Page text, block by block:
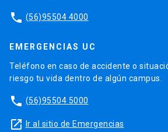
phone (56)95504 4000
EMERGENCIAS UC
Teléfono en caso de accidente o
riesgo tu vida dentro de algún campus.
phone (56)95504 5000
launch Ir al sitio de Emergencias